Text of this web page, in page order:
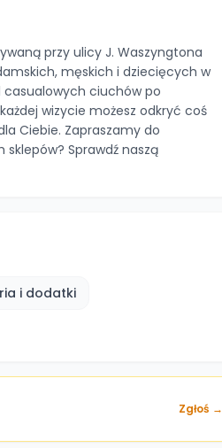
przy ulicy J. Waszyngtona
męskich i dziecięcych w
ciuchów po
wizycie możesz odkryć coś
Ciebie. Zapraszamy do
sklepów? Sprawdź naszą
i dodatki
Zgłoś →